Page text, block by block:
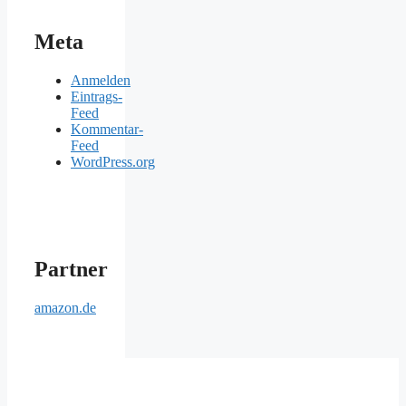
Meta
Anmelden
Eintrags-
Feed
Kommentar-
Feed
WordPress.org
Partner
amazon.de